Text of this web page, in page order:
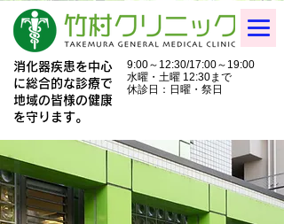
facebookページ開設。
お知らせ・医療コラムを配信中。
消化器疾患を中心
に総合的な診療で
地域の皆様の健康
を守ります。
9:00～12:30/17:00～19:00
水曜・土曜 12:30まで
休診日：日曜・祭日